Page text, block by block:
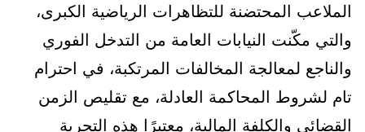
الملاعب المحتضنة للتظاهرات الرياضية الكبرى،
والتي مكّنت النيابات العامة من التدخل الفوري
والناجع لمعالجة المخالفات المرتكبة، في احترام
تام لشروط المحاكمة العادلة، مع تقليص الزمن
القضائي والكلفة المالية، معتبرًا هذه التجربة